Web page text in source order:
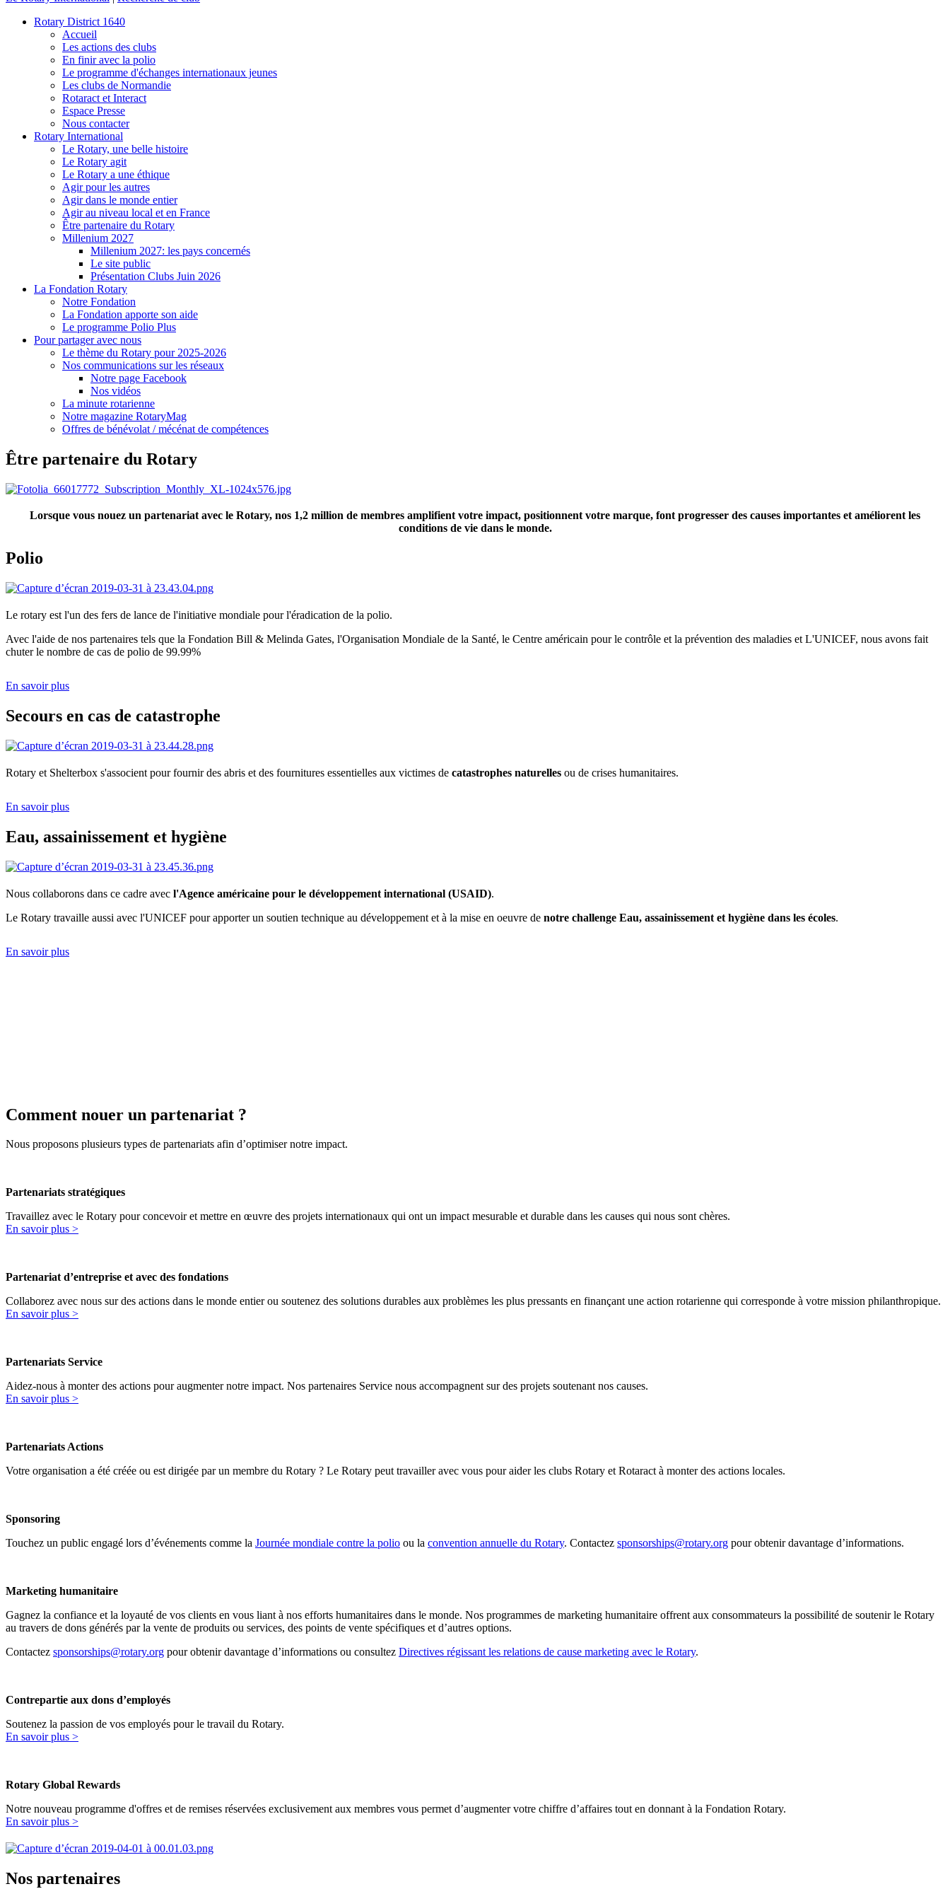
Rotary District 1640
Accueil
Les actions des clubs
En finir avec la polio
Le programme d'échanges internationaux jeunes
Les clubs de Normandie
Rotaract et Interact
Espace Presse
Nous contacter
Rotary International
Le Rotary, une belle histoire
Le Rotary agit
Le Rotary a une éthique
Agir pour les autres
Agir dans le monde entier
Agir au niveau local et en France
Être partenaire du Rotary
Millenium 2027
Millenium 2027: les pays concernés
Le site public
Présentation Clubs Juin 2026
La Fondation Rotary
Notre Fondation
La Fondation apporte son aide
Le programme Polio Plus
Pour partager avec nous
Le thème du Rotary pour 2025-2026
Nos communications sur les réseaux
Notre page Facebook
Nos vidéos
La minute rotarienne
Notre magazine RotaryMag
Offres de bénévolat / mécénat de compétences
Être partenaire du Rotary
Lorsque vous nouez un partenariat avec le Rotary, nos 1,2 million de membres amplifient votre impact, positionnent votre marque, font progresser des causes importantes et améliorent les
conditions de vie dans le monde.
Polio
Le rotary est l'un des fers de lance de l'initiative mondiale pour l'éradication de la polio.
Avec l'aide de nos partenaires tels que la Fondation Bill & Melinda Gates, l'Organisation Mondiale de la Santé, le Centre américain pour le contrôle et la prévention des maladies et L'UNICEF, nous avons fait
chuter le nombre de cas de polio de 99.99%
En savoir plus
Secours en cas de catastrophe
Rotary et Shelterbox s'associent pour fournir des abris et des fournitures essentielles aux victimes de catastrophes naturelles ou de crises humanitaires.
En savoir plus
Eau, assainissement et hygiène
Nous collaborons dans ce cadre avec l'Agence américaine pour le développement international (USAID).
Le Rotary travaille aussi avec l'UNICEF pour apporter un soutien technique au développement et à la mise en oeuvre de notre challenge Eau, assainissement et hygiène dans les écoles.
En savoir plus
Comment nouer un partenariat ?
Nous proposons plusieurs types de partenariats afin d’optimiser notre impact.
Partenariats stratégiques
Travaillez avec le Rotary pour concevoir et mettre en œuvre des projets internationaux qui ont un impact mesurable et durable dans les causes qui nous sont chères.
En savoir plus >
Partenariat d’entreprise et avec des fondations
Collaborez avec nous sur des actions dans le monde entier ou soutenez des solutions durables aux problèmes les plus pressants en finançant une action rotarienne qui corresponde à votre mission philanthropique.
En savoir plus >
Partenariats Service
Aidez-nous à monter des actions pour augmenter notre impact. Nos partenaires Service nous accompagnent sur des projets soutenant nos causes.
En savoir plus >
Partenariats Actions
Votre organisation a été créée ou est dirigée par un membre du Rotary ? Le Rotary peut travailler avec vous pour aider les clubs Rotary et Rotaract à monter des actions locales.
Sponsoring
Touchez un public engagé lors d’événements comme la Journée mondiale contre la polio ou la convention annuelle du Rotary. Contactez sponsorships@rotary.org pour obtenir davantage d’informations.
Marketing humanitaire
Gagnez la confiance et la loyauté de vos clients en vous liant à nos efforts humanitaires dans le monde. Nos programmes de marketing humanitaire offrent aux consommateurs la possibilité de soutenir le Rotary
au travers de dons générés par la vente de produits ou services, des points de vente spécifiques et d’autres options.
Contactez sponsorships@rotary.org pour obtenir davantage d’informations ou consultez Directives régissant les relations de cause marketing avec le Rotary.
Contrepartie aux dons d’employés
Soutenez la passion de vos employés pour le travail du Rotary.
En savoir plus >
Rotary Global Rewards
Notre nouveau programme d'offres et de remises réservées exclusivement aux membres vous permet d’augmenter votre chiffre d’affaires tout en donnant à la Fondation Rotary.
En savoir plus >
Nos partenaires